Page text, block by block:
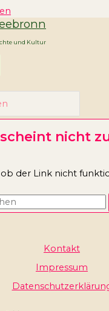
und Kultur
nicht
ob der Link nicht
Kontakt
Impressum